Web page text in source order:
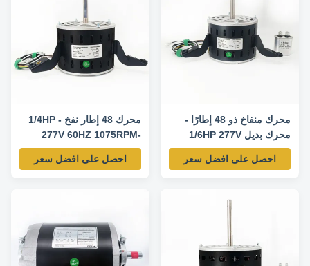
محرك منفاخ ذو 48 إطارًا -
محرك بديل 1/6HP 277V
60HZ 1075RPM-
5KCP39CGP687S
احصل على افضل سعر
محرك 48 إطار نفخ - 1/4HP
277V 60HZ 1075RPM-
5KCP39GGP689S محرك
استبدال
احصل على افضل سعر